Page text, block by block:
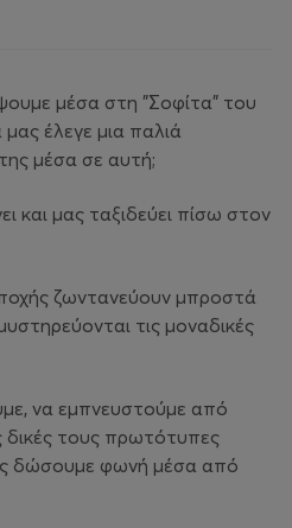
μέσα στη "Σοφίτα" του
έλεγε μια παλιά
μέσα σε αυτή;
και μας ταξιδεύει πίσω στον
ζωντανεύουν μπροστά
τις μοναδικές
να εμπνευστούμε από
τους πρωτότυπες
δώσουμε φωνή μέσα από